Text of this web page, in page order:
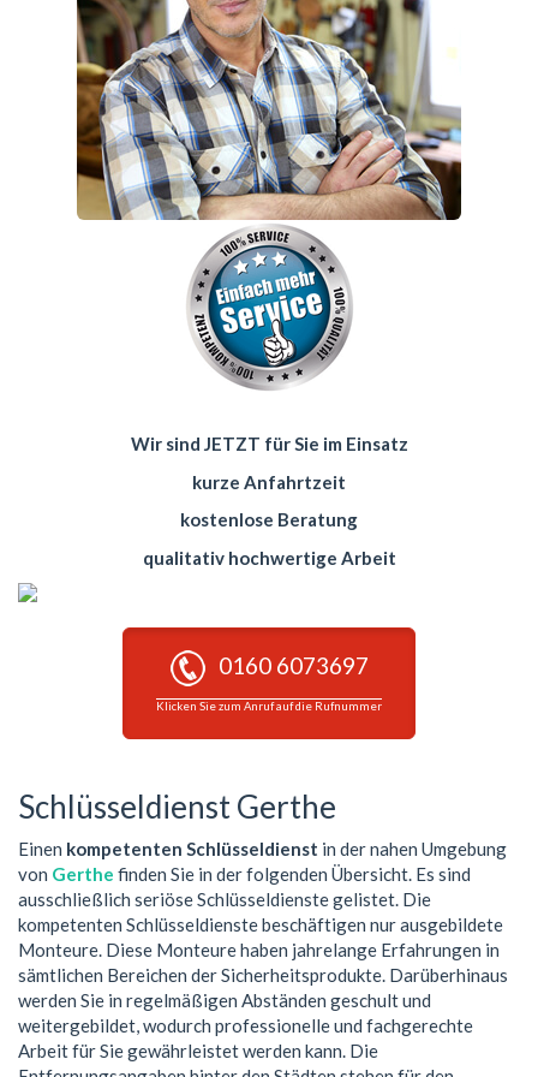
Wir sind JETZT für Sie im Einsatz
kurze Anfahrtzeit
kostenlose Beratung
qualitativ hochwertige Arbeit
0160 6073697
Klicken Sie zum Anruf auf die Rufnummer
Schlüsseldienst Gerthe
Einen kompetenten Schlüsseldienst in der nahen Umgebung
von Gerthe finden Sie in der folgenden Übersicht. Es sind
ausschließlich seriöse Schlüsseldienste gelistet. Die
kompetenten Schlüsseldienste beschäftigen nur ausgebildete
Monteure. Diese Monteure haben jahrelange Erfahrungen in
sämtlichen Bereichen der Sicherheitsprodukte. Darüberhinaus
werden Sie in regelmäßigen Abständen geschult und
weitergebildet, wodurch professionelle und fachgerechte
Arbeit für Sie gewährleistet werden kann. Die